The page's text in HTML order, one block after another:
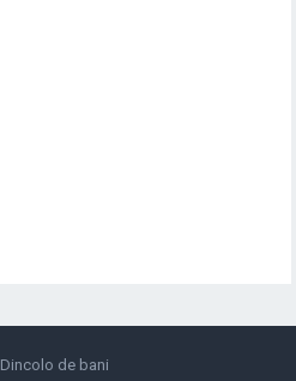
Dincolo de bani